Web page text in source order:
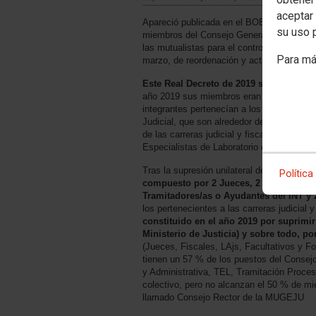
su uso
Para
Apareció publicada en el BOE de 30 de
miembros del Consejo General de la
las mutualistas para el control y
marzo, de reordenación y actualización
Este Real Decreto de 2019 suprimió la
año 2019 sus miembros eran elegidos
integrantes pertenecían a los Cuerpos de
Judicial, que son alrededor del 50 % de
de las carreras judicial y fiscal, y
Especialistas de Laboratorio del INTyCF
Tras la supresión unilateral de la
compuesto por 2 Jueces, 2 Fiscales, 2
Tramitadores/as o Ayudantes del INT y
los pertenecientes a las carreras judicial y
constituido en el año 2019 por
Ministerio de Justicia) y sobre todo,
(Jueces, Fiscales, LAjs, Facultativos y
tienen un 57 % de los puestos del
y Administrativa, TEL, Tramitación
colectivo, pero no alcanzan el 50 % de
llamado Consejo Rector de la MUGEJU